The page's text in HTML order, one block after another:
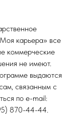
карьера» все
коммерческие
не имеют.
выдаются
связанным с
по e-mail:
870-44-44.